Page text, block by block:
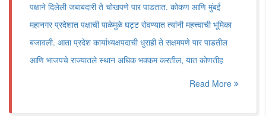
पक्षाने दिलेली जबाबदारी ते चोखपणे पार पाडतात. कोकण आणि मुंबई
महानगर प्रदेशात पक्षाची पाळेमुळे घट्ट रोवण्यात त्यांनी महत्त्वाची भूमिका
बजावली. आता प्रदेश कार्याध्यक्षपदाची धुराही ते सक्षमपणे पार पाडतील
आणि भाजपचे राज्यातले स्थान अधिक भक्कम करतील, यात कोणतीह
Read More